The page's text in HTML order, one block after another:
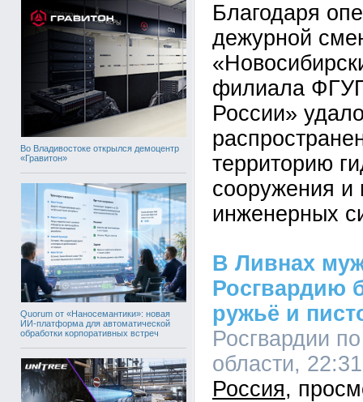
Во Владивостоке открылся демоцентр
«Гравитон»
Quorum от «Наносемантики»: новая
ИИ-платформа для автоматической
обработки корпоративных встреч
Благодаря
дежурной
филиала
России»
территорию
сооружения и
инженерных
В Ливнах
Росгвардию
ружьё и
Росгвардии
области,
Россия